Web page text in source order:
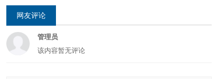
网友评论
管理员
该内容暂无评论